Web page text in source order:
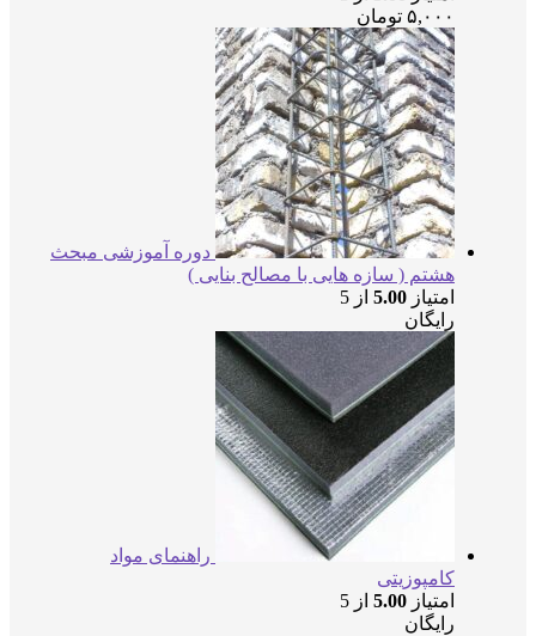
۵,۰۰۰ تومان
دوره آموزشی مبحث
هشتم ( سازه هایی با مصالح بنایی )
امتیاز 5.00 از 5
رایگان
راهنمای مواد
کامپوزیتی
امتیاز 5.00 از 5
رایگان